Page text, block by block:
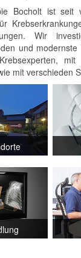
Bocholt ist seit
Wir
und
mit
mit verschieden